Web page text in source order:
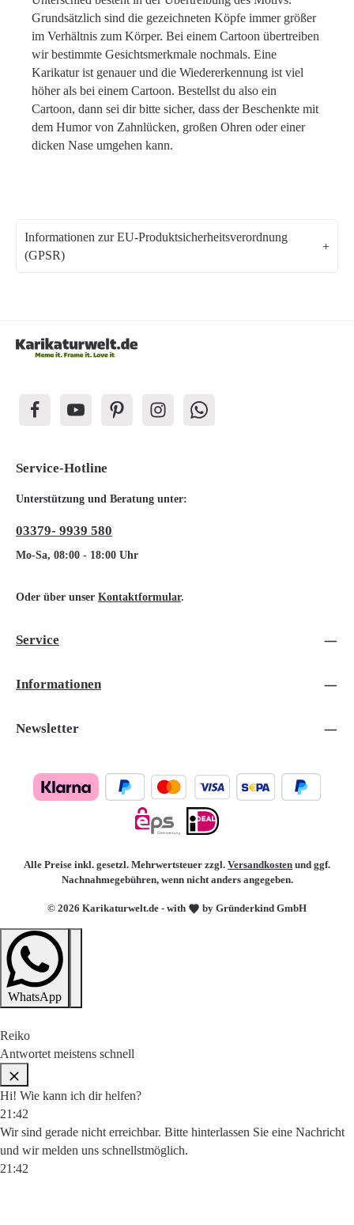
Grundsätzlich sind die gezeichneten Köpfe immer größer
im Verhältnis zum Körper. Bei einem Cartoon übertreiben
wir bestimmte Gesichtsmerkmale nochmals. Eine
Karikatur ist genauer und die Wiedererkennung ist viel
höher als bei einem Cartoon. Bestellst du also ein
Cartoon, dann sei dir bitte sicher, dass der Beschenkte mit
dem Humor von Zahnlücken, großen Ohren oder einer
dicken Nase umgehen kann.
Informationen zur EU-Produktsicherheitsverordnung
(GPSR)
Service-Hotline
Unterstützung und Beratung unter:
03379- 9939 580
Mo-Sa, 08:00 - 18:00 Uhr
Oder über unser Kontaktformular.
Service
Informationen
Newsletter
© 2026 Karikaturwelt.de - with by Gründerkind GmbH
Alle Preise inkl. gesetzl. Mehrwertsteuer zzgl. Versandkosten und ggf.
Nachnahmegebühren, wenn nicht anders angegeben.
WhatsApp
Reiko
Antwortet meistens schnell
Hi! Wie kann ich dir helfen?
21:42
Wir sind gerade nicht erreichbar. Bitte hinterlassen Sie eine Nachricht
und wir melden uns schnellstmöglich.
21:42